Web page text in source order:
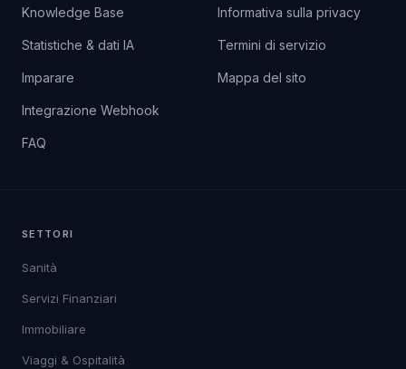
Knowledge Base
Statistiche & dati IA
Imparare
Integrazione Webhook
FAQ
Informativa sulla privacy
Termini di servizio
Mappa del sito
SETTORI
Sanità
Servizi Finanziari
Immobiliare
Viaggi & Ospitalità